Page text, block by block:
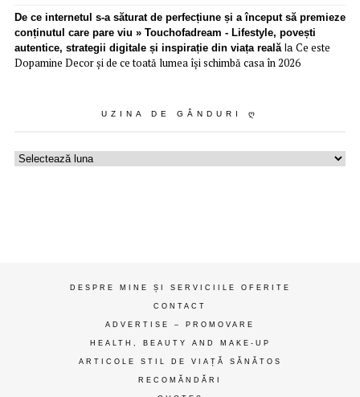
De ce internetul s-a săturat de perfecțiune și a început să premieze
conținutul care pare viu » Touchofadream - Lifestyle, povești
autentice, strategii digitale și inspirație din viața realăla Ce este
Dopamine Decor și de ce toată lumea își schimbă casa în 2026
UZINA DE GÂNDURI Ღ
Uzina
DESPRE MINE ȘI SERVICIILE OFERITE
CONTACT
ADVERTISE – PROMOVARE
HEALTH, BEAUTY AND MAKE-UP
ARTICOLE STIL DE VIAȚĂ SĂNĂTOS
RECOMĂNDĂRI